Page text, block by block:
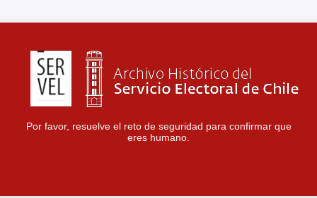
Por favor, resuelve el reto de seguridad para confirmar que
eres humano.